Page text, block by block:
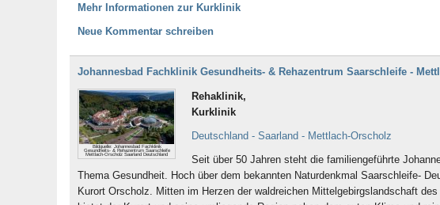
Mehr Informationen zur Kurklinik
Neue Kommentar schreiben
Johannesbad Fachklinik Gesundheits- & Rehazentrum Saarschleife -
Bildquelle: Johannesbad Fachklinik
Gesundheits- & Rehazentrum Saarschleife
Mettlach-Orscholz Saarland Deutschland
Rehaklinik,
Kurklinik
Deutschland - Saarland - Mettlach-Orscholz
Seit über 50 Jahren steht die familiengeführte
Thema Gesundheit. Hoch über dem bekannten Naturdenkmal Saarschleife-
Kurort Orscholz. Mitten im Herzen der waldreichen Mittelgebirgslandschaft